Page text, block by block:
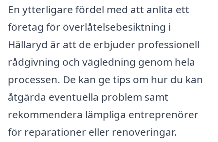
En ytterligare fördel med att anlita ett
företag för överlåtelsebesiktning i
Hällaryd är att de erbjuder professionell
rådgivning och vägledning genom hela
processen. De kan ge tips om hur du kan
åtgärda eventuella problem samt
rekommendera lämpliga entreprenörer
för reparationer eller renoveringar.